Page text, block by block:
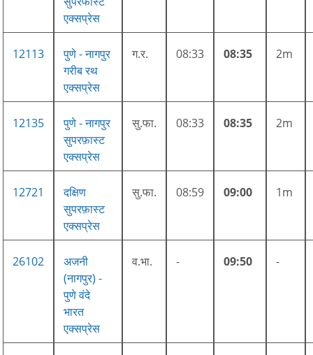
एक्सप्रेस
12113
पुणे - नागपुर
गरीब रथ
एक्सप्रेस
ग.र. 08:33 08:35 2m
12135
पुणे - नागपुर
सुपरफ़ास्ट
एक्सप्रेस
सु.फा. 08:33 08:35 2m
12721
दक्षिण
सुपरफ़ास्ट
एक्सप्रेस
सु.फा. 08:59 09:00 1m
26102
अजनी
(नागपुर) -
पुणे वंदे
भारत
एक्सप्रेस
व.भा. - 09:50 -